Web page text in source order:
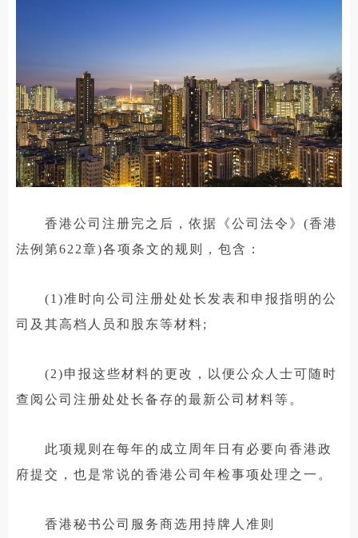
香港公司注册完之后，依据《公司法令》(香港
法例第622章)各项条文的规则，包含：
(1)准时向公司注册处处长发表和申报指明的公
司及其高档人员和股东等材料;
(2)申报这些材料的更改，以便公众人士可随时
查阅公司注册处处长备存的最新公司材料等。
此项规则在每年的成立周年日有必要向香港政
府提交，也是常说的香港公司年检事项处理之一。
香港秘书公司服务商选用持牌人准则